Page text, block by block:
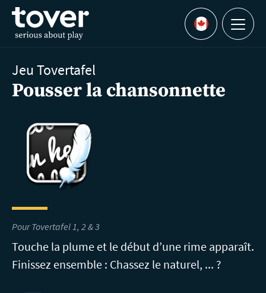
Aller au contenu principal
Languages
Menu
Jeu Tovertafel
Pousser la chansonnette
Pour Tovertafel 1, 2 & 3
Touche la plume et le début d’une rime apparaît.
Finissez ensemble : Chassez le naturel, ... ?